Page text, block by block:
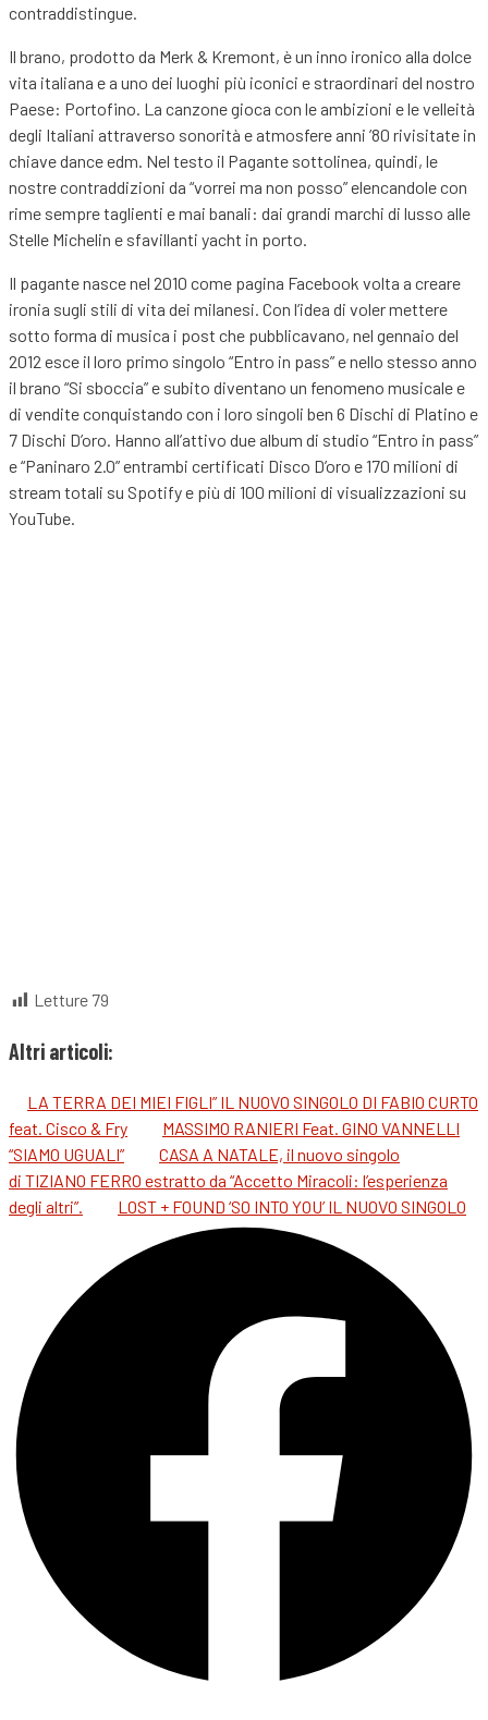
contraddistingue.
Il brano, prodotto da Merk & Kremont, è un inno ironico alla dolce
vita italiana e a uno dei luoghi più iconici e straordinari del nostro
Paese: Portofino. La canzone gioca con le ambizioni e le velleità
degli Italiani attraverso sonorità e atmosfere anni ’80 rivisitate in
chiave dance edm. Nel testo il Pagante sottolinea, quindi, le
nostre contraddizioni da “vorrei ma non posso” elencandole con
rime sempre taglienti e mai banali: dai grandi marchi di lusso alle
Stelle Michelin e sfavillanti yacht in porto.
Il pagante nasce nel 2010 come pagina Facebook volta a creare
ironia sugli stili di vita dei milanesi. Con l’idea di voler mettere
sotto forma di musica i post che pubblicavano, nel gennaio del
2012 esce il loro primo singolo “Entro in pass” e nello stesso anno
il brano “Si sboccia” e subito diventano un fenomeno musicale e
di vendite conquistando con i loro singoli ben 6 Dischi di Platino e
7 Dischi D’oro. Hanno all’attivo due album di studio “Entro in pass”
e “Paninaro 2.0” entrambi certificati Disco D’oro e 170 milioni di
stream totali su Spotify e più di 100 milioni di visualizzazioni su
YouTube.
Letture 79
Altri articoli:
LA TERRA DEI MIEI FIGLI” IL NUOVO SINGOLO DI FABIO CURTO
feat. Cisco & Fry
MASSIMO RANIERI Feat. GINO VANNELLI
“SIAMO UGUALI”
CASA A NATALE, il nuovo singolo
di TIZIANO FERRO estratto da “Accetto Miracoli: l’esperienza
degli altri”.
LOST + FOUND ‘SO INTO YOU’ IL NUOVO SINGOLO